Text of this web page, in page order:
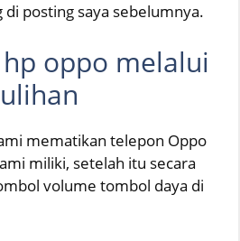
posting saya sebelumnya.
oppo melalui
mematikan telepon Oppo
miliki, setelah itu secara
volume tombol daya di